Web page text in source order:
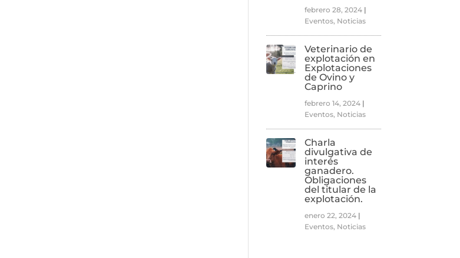
febrero 28, 2024 |
Eventos, Noticias
Veterinario de
explotación en
Explotaciones
de Ovino y
Caprino
febrero 14, 2024 |
Eventos, Noticias
Charla
divulgativa de
interés
ganadero.
Obligaciones
del titular de la
explotación.
enero 22, 2024 |
Eventos, Noticias